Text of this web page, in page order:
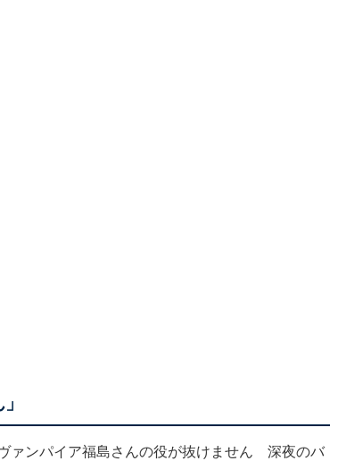
ァンパイア福島さんの役が抜けません 深夜のバ